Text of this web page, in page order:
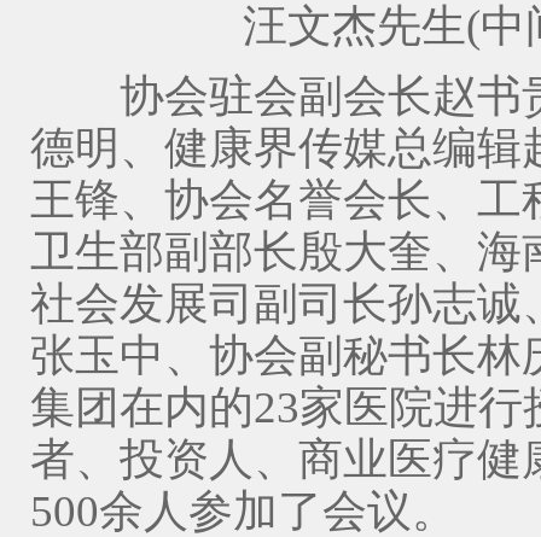
汪文杰先生(中
协会驻会副会长赵书
德明、健康界传媒总编
王锋、协会名誉会长、
卫生部副部长殷大奎、
社会发展司副司长孙志
张玉中、协会副秘书长
集团在内的23家医院进
者、投资人、商业医疗
500余人参加了会议。